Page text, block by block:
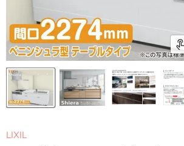
LIXIL